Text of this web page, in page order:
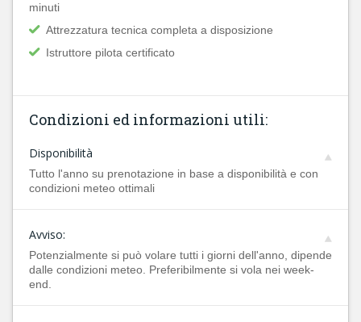
minuti
Attrezzatura tecnica completa a disposizione
Istruttore pilota certificato
Condizioni ed informazioni utili:
Disponibilità
Tutto l'anno su prenotazione in base a disponibilità e con
condizioni meteo ottimali
Avviso:
Potenzialmente si può volare tutti i giorni dell'anno, dipende
dalle condizioni meteo. Preferibilmente si vola nei week-
end.